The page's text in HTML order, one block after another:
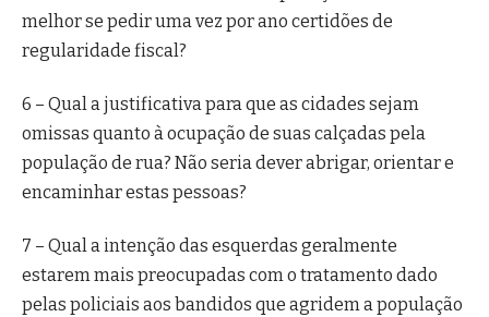
melhor se pedir uma vez por ano certidões de
regularidade fiscal?
6 – Qual a justificativa para que as cidades sejam
omissas quanto à ocupação de suas calçadas pela
população de rua? Não seria dever abrigar, orientar e
encaminhar estas pessoas?
7 – Qual a intenção das esquerdas geralmente
estarem mais preocupadas com o tratamento dado
pelas policiais aos bandidos que agridem a população